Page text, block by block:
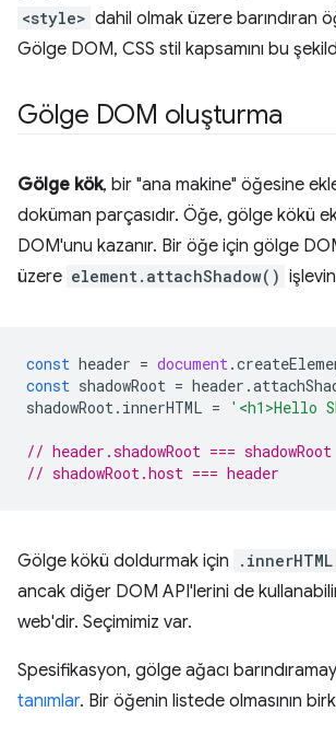
<style> dahil olmak üzere barındıran
Gölge DOM, CSS stil kapsamını bu
Gölge DOM oluşturma
Gölge kök, bir "ana makine" öğesine
doküman parçasıdır. Öğe, gölge kökü
DOM'unu kazanır. Bir öğe için gölge
üzere element.attachShadow()
const header = document.
const shadowRoot = header .
shadowRoot. innerHTML = '<h1>Hello
// header.shadowRoot === shadowRoot
// shadowRoot.host === header
Gölge kökü doldurmak için .innerHTML
ancak diğer DOM API'lerini de
web'dir. Seçimimiz var.
Spesifikasyon, gölge ağacı
tanımlar. Bir öğenin listede olmasının